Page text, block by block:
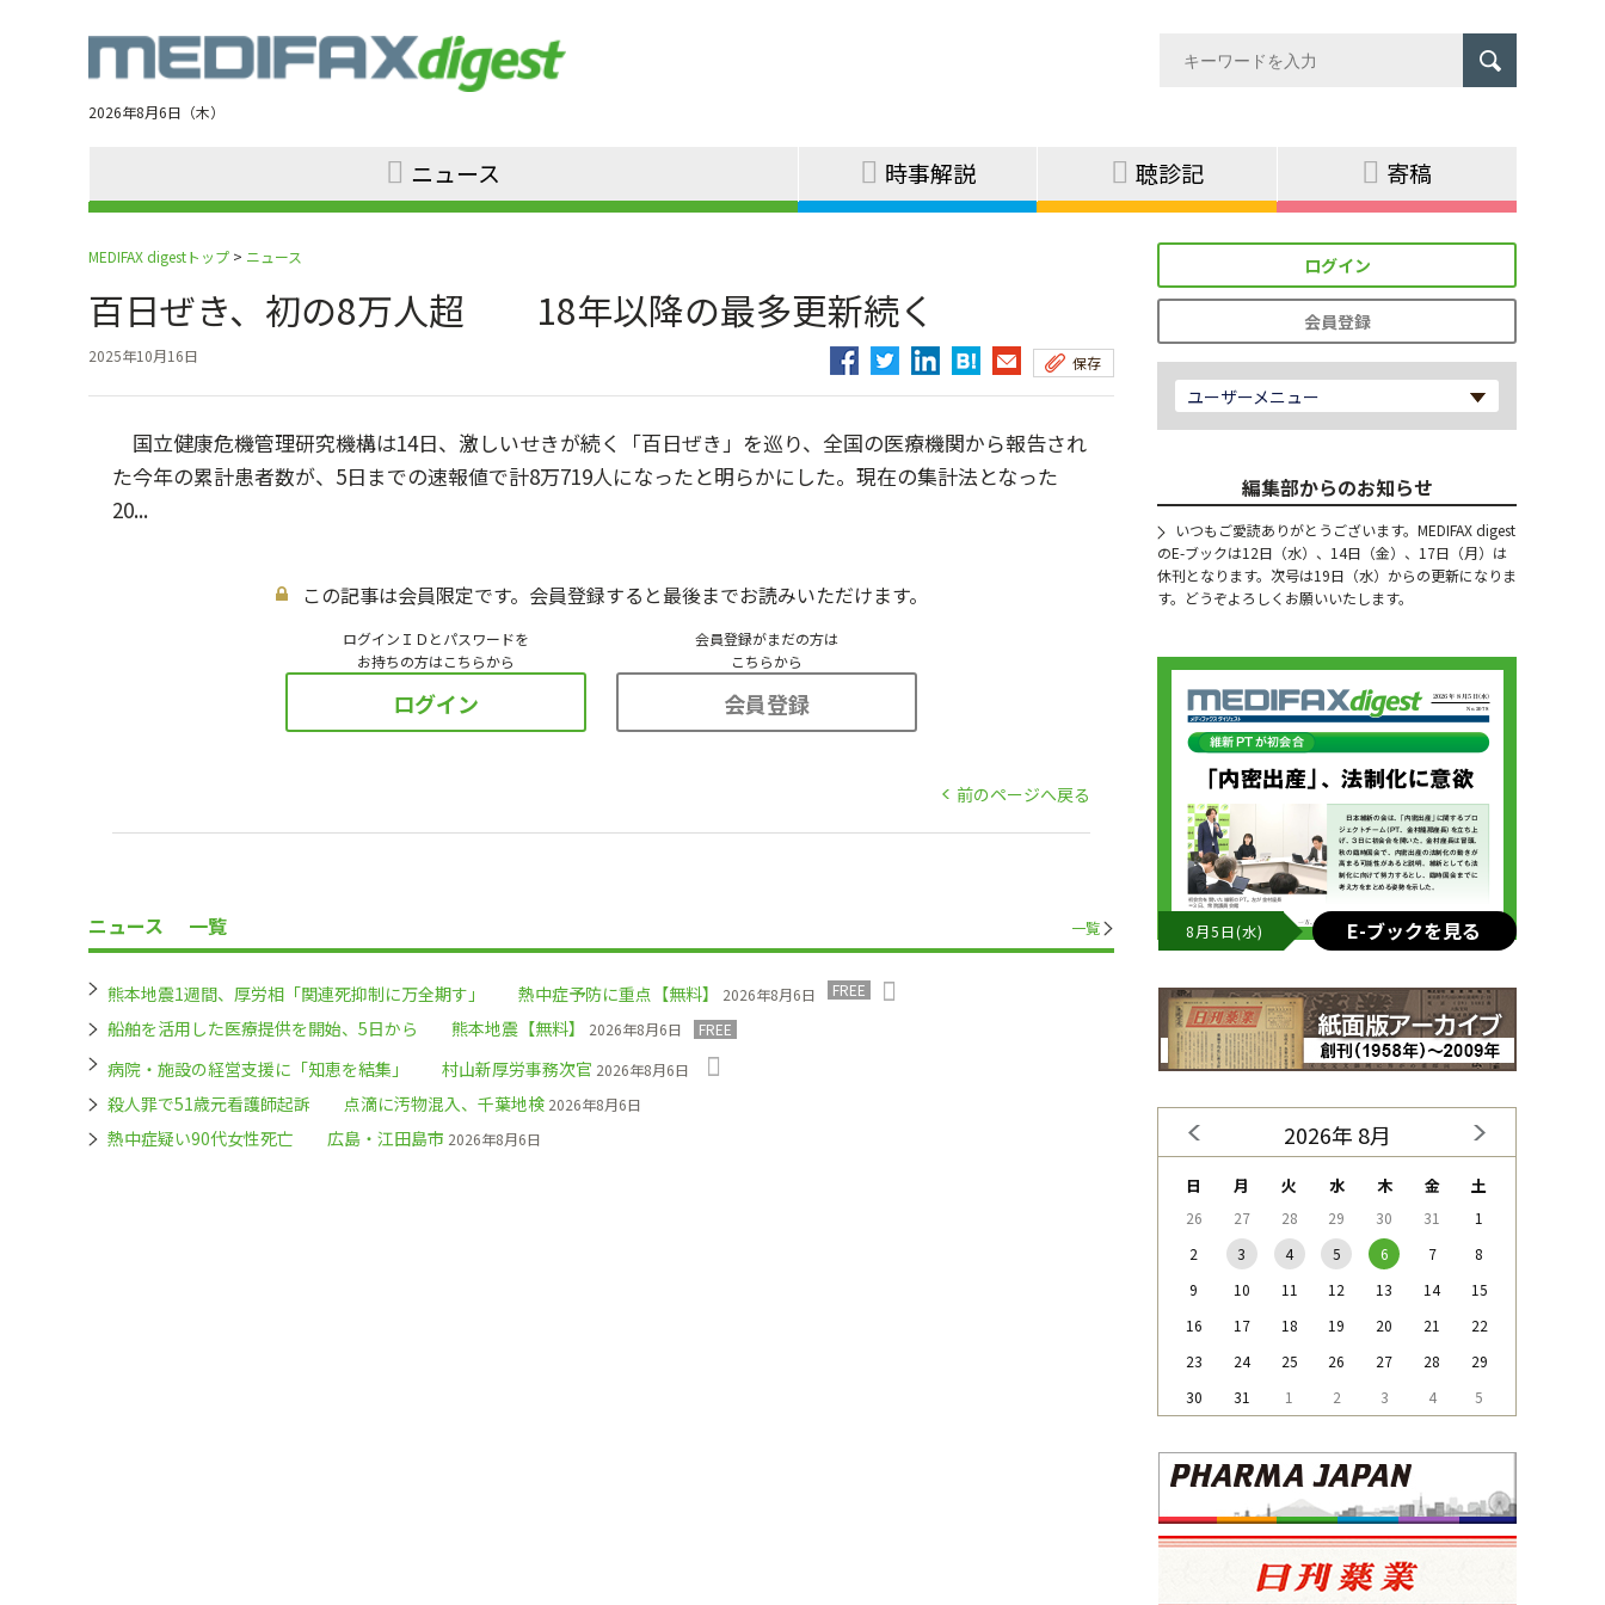
navigation
2026年8月6日（木）
ニュース 時事解説 聴診記 寄稿
MEDIFAX digestトップ > ニュース
百日ぜき、初の8万人超 18年以降の最多更新続く
2025年10月16日 保存
国立健康危機管理研究機構は14日、激しいせきが続く「百日ぜき」を巡り、全国の医療機関から報告され
た今年の累計患者数が、5日までの速報値で計8万719人になったと明らかにした。現在の集計法となった
20...
この記事は会員限定です。会員登録すると最後までお読みいただけます。
ログインＩＤとパスワードを
お持ちの方はこちらから
ログイン
会員登録がまだの方は
こちらから
会員登録
前のページへ戻る
ニュース 一覧 一覧
熊本地震1週間、厚労相「関連死抑制に万全期す」 熱中症予防に重点【無料】 2026年8月6日 FREE
船舶を活用した医療提供を開始、5日から 熊本地震【無料】 2026年8月6日 FREE
病院・施設の経営支援に「知恵を結集」 村山新厚労事務次官 2026年8月6日
殺人罪で51歳元看護師起訴 点滴に汚物混入、千葉地検 2026年8月6日
熱中症疑い90代女性死亡 広島・江田島市 2026年8月6日
ログイン
会員登録
ユーザーメニュー
編集部からのお知らせ
いつもご愛読ありがとうございます。MEDIFAX digest
のE-ブックは12日（水）、14日（金）、17日（月）は
休刊となります。次号は19日（水）からの更新になりま
す。どうぞよろしくお願いいたします。
8月5日(水) E-ブックを見る
2026年 8月
日 月 火 水 木 金 土
26 27 28 29 30 31
1
2
3 4 5 6 7
8
9
10 11 12 13 14
15
16
17 18 19 20 21
22
23
24 25 26 27 28
29
30
31 1 2 3 4 5